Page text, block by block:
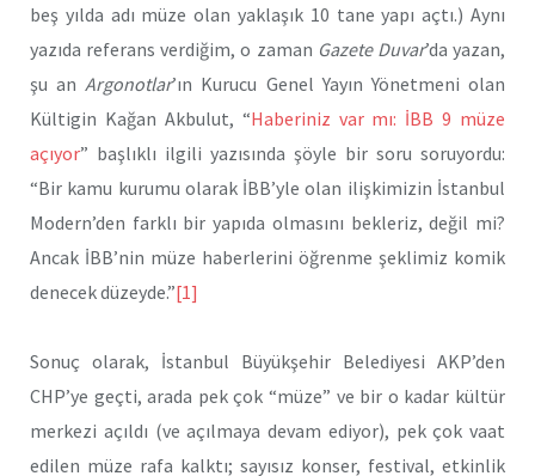
beş yılda adı müze olan yaklaşık 10 tane yapı açtı.) Aynı
yazıda referans verdiğim, o zaman Gazete Duvar’da yazan,
şu an Argonotlar’ın Kurucu Genel Yayın Yönetmeni olan
Kültigin Kağan Akbulut, “Haberiniz var mı: İBB 9 müze
açıyor” başlıklı ilgili yazısında şöyle bir soru soruyordu:
“Bir kamu kurumu olarak İBB’yle olan ilişkimizin İstanbul
Modern’den farklı bir yapıda olmasını bekleriz, değil mi?
Ancak İBB’nin müze haberlerini öğrenme şeklimiz komik
denecek düzeyde.”[1]
Sonuç olarak, İstanbul Büyükşehir Belediyesi AKP’den
CHP’ye geçti, arada pek çok “müze” ve bir o kadar kültür
merkezi açıldı (ve açılmaya devam ediyor), pek çok vaat
edilen müze rafa kalktı; sayısız konser, festival, etkinlik